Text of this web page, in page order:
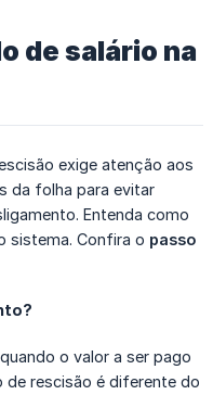
de salário na
exige atenção aos
da folha para evitar
Entenda como
sistema. Confira o passo
o valor a ser pago
de rescisão é diferente do